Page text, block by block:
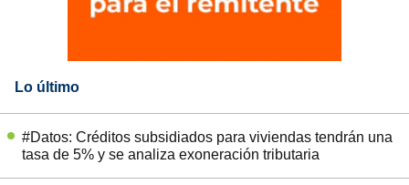
Lo último
#Datos: Créditos subsidiados para viviendas tendrán una
tasa de 5% y se analiza exoneración tributaria